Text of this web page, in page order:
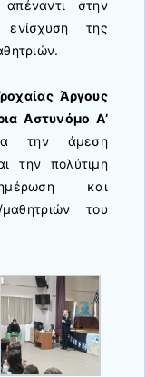
απέναντι στην
της
Άργους
Αστυνόμο Α’
την άμεση
την πολύτιμη
και
του